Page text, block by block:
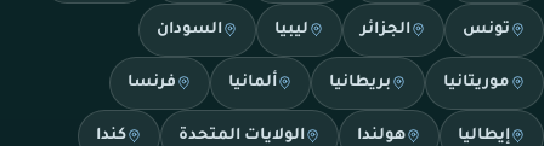
تونس الجزائر ليبيا السودان
موريتانيا بريطانيا ألمانيا فرنسا
إيطاليا هولندا الولايات المتحدة كندا